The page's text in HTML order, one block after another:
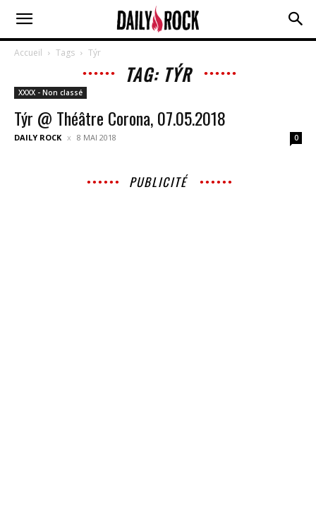
Accueil Tags Týr
TAG: TÝR
XXXX - Non classé
Týr @ Théâtre Corona, 07.05.2018
DAILY ROCK 8 MAI 2018 0
PUBLICITÉ